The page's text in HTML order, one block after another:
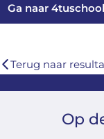
Ga naar
Terug naar
Op